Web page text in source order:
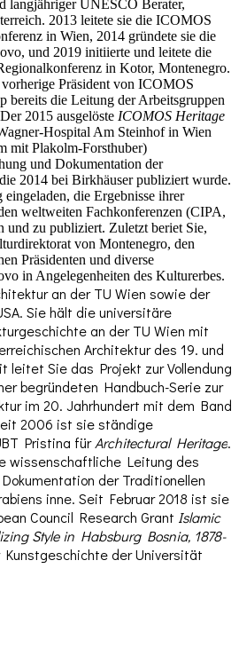
langjähriger UNESCO Berater,
2013 leitete sie die ICOMOS
in Wien, 2014 gründete sie die
und 2019 initiierte und leitete die
in Kotor, Montenegro.
Präsident von ICOMOS
bereits die Leitung der Arbeitsgruppen
2015 ausgelöste ICOMOS Heritage
Hospital Am Steinhof in Wien
mit Plakolm-Forsthuber)
und Dokumentation der
2014 bei Birkhäuser publiziert wurde.
eingeladen, die Ergebnisse ihrer
weltweiten Fachkonferenzen (CIPA,
zu publiziert. Zuletzt beriet Sie,
von Montenegro, den
Präsidenten und diverse
in Angelegenheiten des Kulturerbes.
an der TU Wien sowie der
Sie hält die universitäre
an der TU Wien mit
Architektur des 19. und
leitet Sie das Projekt zur Vollendung
begründeten Handbuch-Serie zur
im 20. Jahrhundert mit dem Band
2006 ist sie ständige
Pristina fürArchitectural Heritage.
wissenschaftliche Leitung des
der Traditionellen
inne. Seit Februar 2018 ist sie
Council Research Grant Islamic
Style in Habsburg Bosnia, 1878-
der Universität